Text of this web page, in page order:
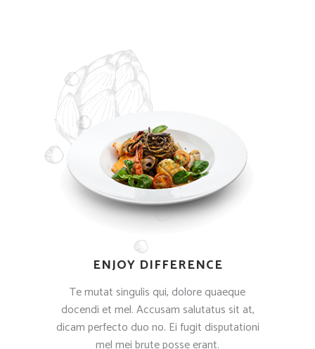
ENJOY DIFFERENCE
Te mutat singulis qui, dolore quaeque
docendi et mel. Accusam salutatus sit at,
dicam perfecto duo no. Ei fugit disputationi
mel mei brute posse erant.